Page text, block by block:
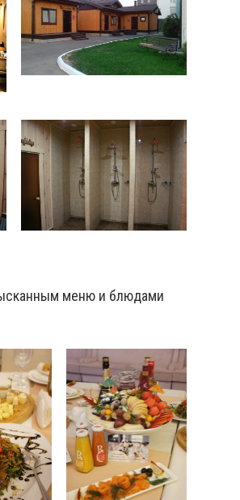
меню и блюдами